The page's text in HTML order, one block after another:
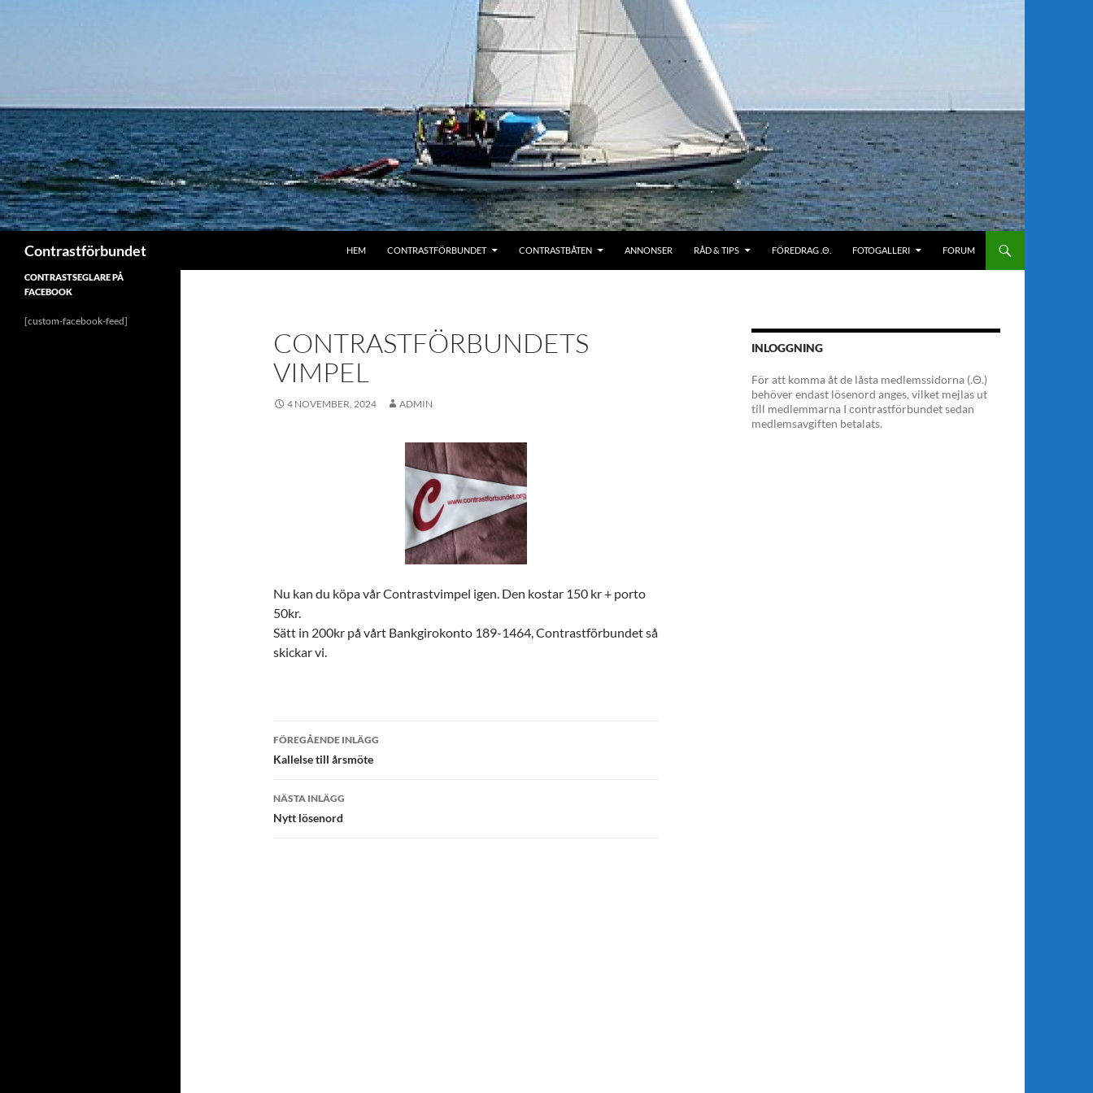
Contrastförbundet HEM CONTRASTFÖRBUNDET CONTRASTBÅTEN ANNONSER RÅD & TIPS FÖREDRAG .Θ. FOTOGALLERI FORUM
CONTRASTFÖRBUNDETS
VIMPEL
4 NOVEMBER, 2024 ADMIN
Nu kan du köpa vår Contrastvimpel igen. Den kostar 150 kr + porto
50kr.
Sätt in 200kr på vårt Bankgirokonto 189-1464, Contrastförbundet så
skickar vi.
Inläggsnavigering
FÖREGÅENDE INLÄGG
Kallelse till årsmöte
NÄSTA INLÄGG
Nytt lösenord
INLOGGNING
För att komma åt de låsta medlemssidorna (.Θ.)
behöver endast lösenord anges, vilket mejlas ut
till medlemmarna I contrastförbundet sedan
medlemsavgiften betalats.
CONTRASTSEGLARE PÅ
FACEBOOK
[custom-facebook-feed]